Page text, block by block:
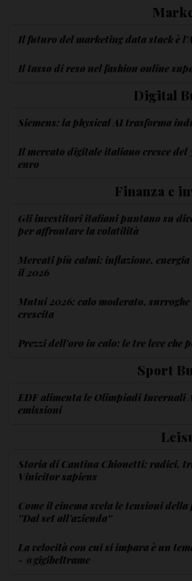
Il futuro del marketing data stack è
Il tasso di reso nel fashion online
Digital
Siemens: la physical AI trasforma
Il mercato digitale italiano cresce
euro
Finanza e
Gli investitori italiani puntano su
per affrontare la volatilità
Mercati più calmi: inflazione,
il 2026
Mutui 2026: calo moderato,
crescita
Prezzi dell'oro in calo: le tre leve che
Sport
EDF alimenta le Olimpiadi Invernali
emissioni
Storia di Cantina Chionetti: radici,
Vinicitor sapiens
Come il cinema svela le tensioni
''Dal set all'azienda''
La velocità con cui si impara è un
- @gigibeltrame